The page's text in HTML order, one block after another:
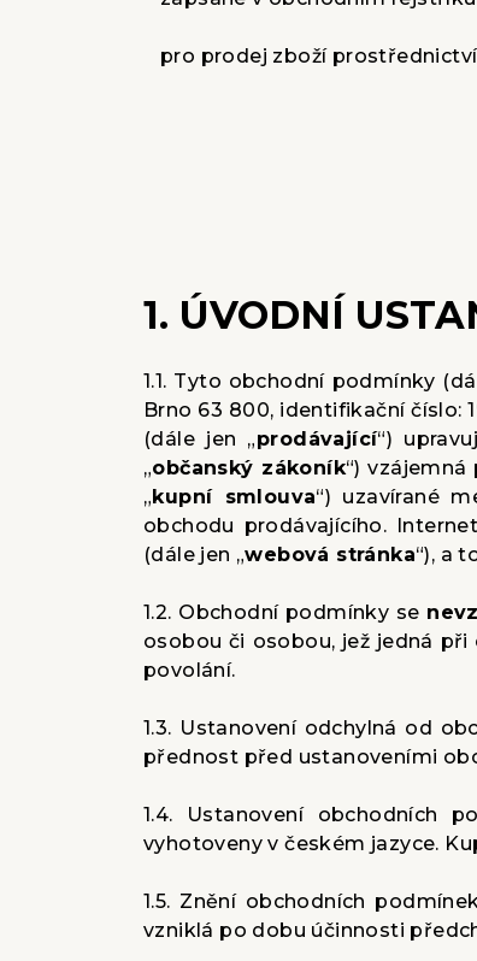
pro prodej zboží
1. ÚVODNÍ
1.1. Tyto obchodní podmínky
Brno 63 800, identifikační číslo:
(dále jen „prodávající“)
„občanský zákoník“)
„kupní smlouva“) uzavírané
obchodu prodávajícího.
(dále jen „webová stránka“), a
1.2. Obchodní podmínky se
osobou či osobou, jež jedná
povolání.
1.3. Ustanovení odchylná od
přednost před ustanoveními
1.4. Ustanovení obchodních
vyhotoveny v českém jazyce.
1.5. Znění obchodních
vzniklá po dobu účinnosti